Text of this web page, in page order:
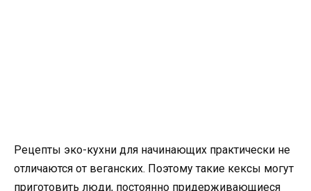
Рецепты эко-кухни для начинающих практически не
отличаются от веганских. Поэтому такие кексы могут
приготовить люди, постоянно придерживающиеся